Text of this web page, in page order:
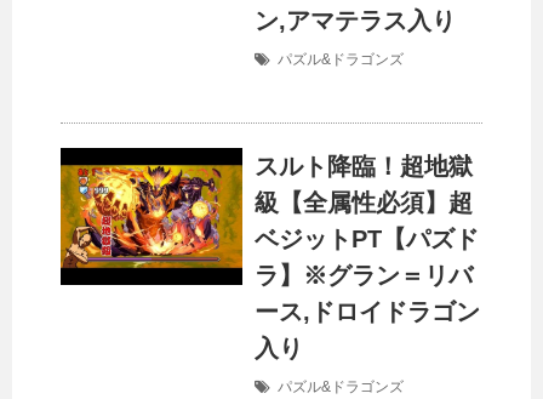
ン,アマテラス入り
パズル&ドラゴンズ
スルト降臨！超地獄
級【全属性必須】超
ベジットPT【パズド
ラ】※グラン＝リバ
ース,ドロイドラゴン
入り
パズル&ドラゴンズ